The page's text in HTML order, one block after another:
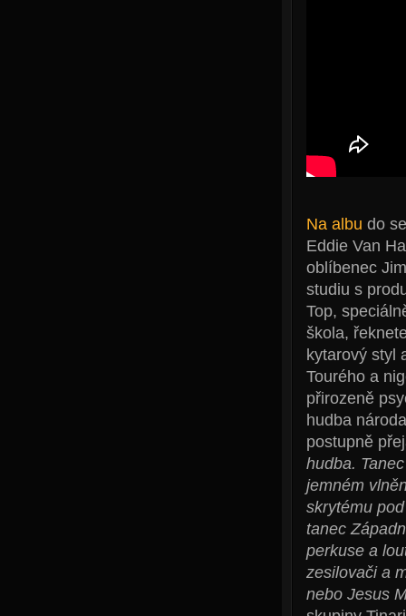
Na albu do
Eddie Van
oblíbenec
studiu s
Top,
škola,
kytarový styl
Tourého a
přirozeně
hudba
postupně
hudba.
jemném
skrytému
tanec
perkuse a
zesilovači a
nebo Jesus